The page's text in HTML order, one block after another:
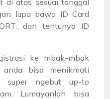
lupa bawa ID Card
dan tentunya ID
ke mbak-mbak
bisa menikmati
super ngebut up-to
Lumayanlah bisa